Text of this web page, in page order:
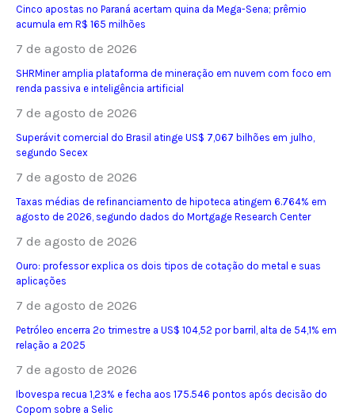
Cinco apostas no Paraná acertam quina da Mega-Sena; prêmio
acumula em R$ 165 milhões
7 de agosto de 2026
SHRMiner amplia plataforma de mineração em nuvem com foco em
renda passiva e inteligência artificial
7 de agosto de 2026
Superávit comercial do Brasil atinge US$ 7,067 bilhões em julho,
segundo Secex
7 de agosto de 2026
Taxas médias de refinanciamento de hipoteca atingem 6.764% em
agosto de 2026, segundo dados do Mortgage Research Center
7 de agosto de 2026
Ouro: professor explica os dois tipos de cotação do metal e suas
aplicações
7 de agosto de 2026
Petróleo encerra 2º trimestre a US$ 104,52 por barril, alta de 54,1% em
relação a 2025
7 de agosto de 2026
Ibovespa recua 1,23% e fecha aos 175.546 pontos após decisão do
Copom sobre a Selic